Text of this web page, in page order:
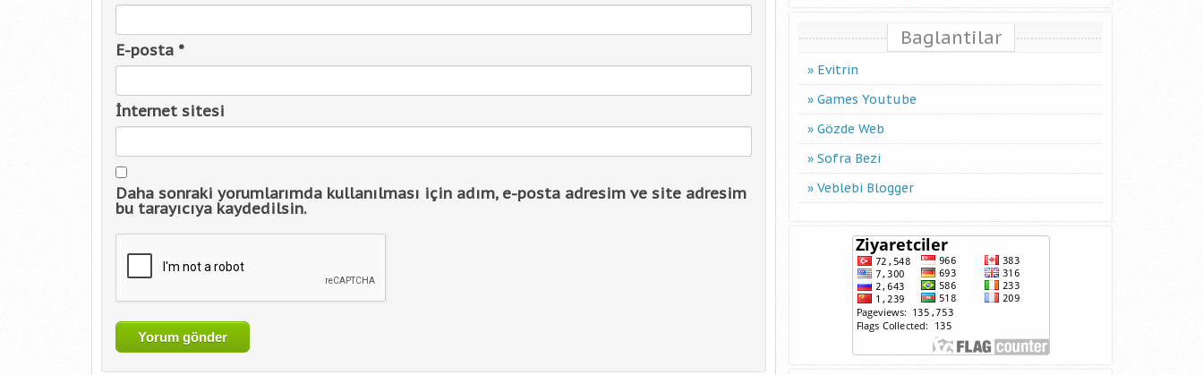
E-posta *
İnternet sitesi
Daha sonraki yorumlarımda kullanılması için adım, e-posta adresim ve site adresim
bu tarayıcıya kaydedilsin.
Baglantilar
Evitrin
Games Youtube
Gözde Web
Sofra Bezi
Veblebi Blogger